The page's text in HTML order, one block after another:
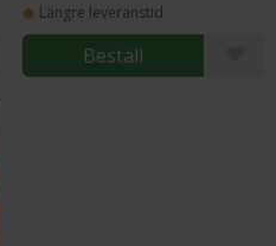
Längre leveranstid
Beställ